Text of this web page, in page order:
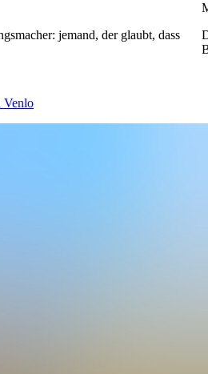
jemand, der glaubt, dass
Venlo